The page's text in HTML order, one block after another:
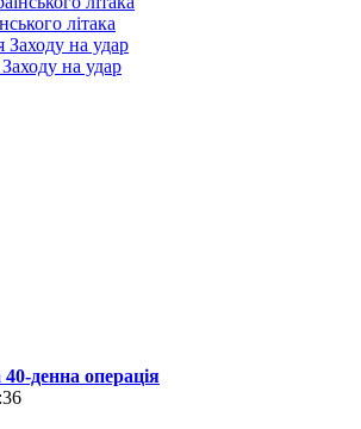
літака
на удар
денна операція